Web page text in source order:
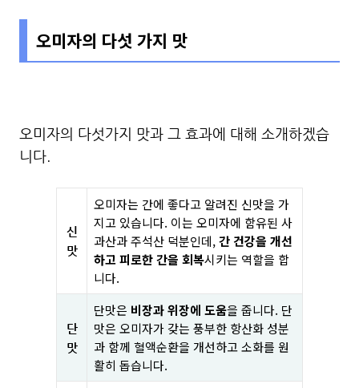
오미자의 다섯 가지 맛
오미자의 다섯가지 맛과 그 효과에 대해 소개하겠습
니다.
신
맛
오미자는 간에 좋다고 알려진 신맛을 가
지고 있습니다. 이는 오미자에 함유된 사
과산과 주석산 덕분인데,간 건강을 개선
하고 피로한 간을 회복시키는 역할을 합
니다.
단
맛
단맛은 비장과 위장에 도움을 줍니다. 단
맛은 오미자가 갖는 풍부한 항산화 성분
과 함께 혈액순환을 개선하고 소화를 원
활히 돕습니다.